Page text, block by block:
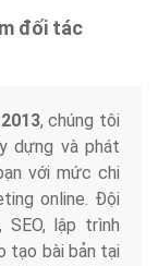
đối tác
, chúng tôi
dựng và phát
với mức chi
online. Đội
lập trình
tạo bài bản tại